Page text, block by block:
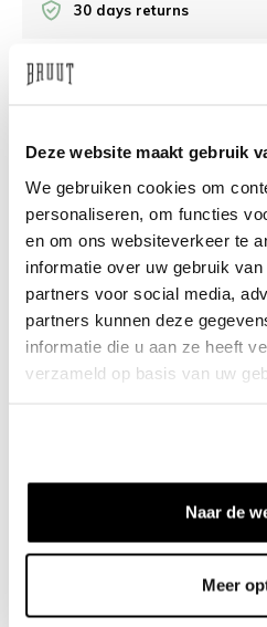
Deze website maakt gebruik
We gebruiken cookies om
personaliseren, om functies
en om ons websiteverkeer te
informatie over uw gebruik
partners voor social media,
partners kunnen deze
informatie die u aan ze heeft
verzameld op basis van uw
Naar de
Meer
30 days returns
Need help?We're glad to
info@bruut.nl
About this product
Shipment and returns
Related